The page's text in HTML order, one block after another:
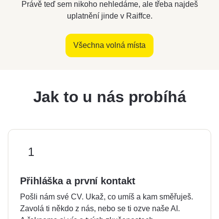
Právě teď sem nikoho nehledáme, ale třeba najdeš
uplatnění jinde v Raiffce.
Všechna volná místa
Jak to u nás probíhá
1
Přihláška a první kontakt
Pošli nám své CV. Ukaž, co umíš a kam směřuješ.
Zavolá ti někdo z nás, nebo se ti ozve naše AI.